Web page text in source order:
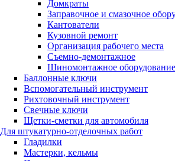
Домкраты
Заправочное и смазочное
Кантователи
Кузовной ремонт
Организация рабочего места
Съемно-демонтажное
Шиномонтажное оборудование
Баллонные ключи
Вспомогательный инструмент
Рихтовочный инструмент
Свечные ключи
Щетки-сметки для автомобиля
Для штукатурно-отделочных работ
Гладилки
Мастерки, кельмы